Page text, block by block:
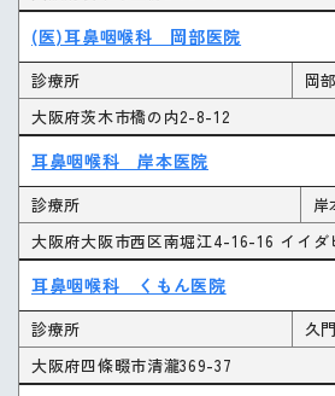
(医)耳鼻咽喉科 岡部医院
診療所
岡
大阪府茨木市橋の内2-8-12
耳鼻咽喉科 岸本医院
診療所
大阪府大阪市西区南堀江4-16-16 イイダ
耳鼻咽喉科 くもん医院
診療所
久
大阪府四條畷市清瀧369-37